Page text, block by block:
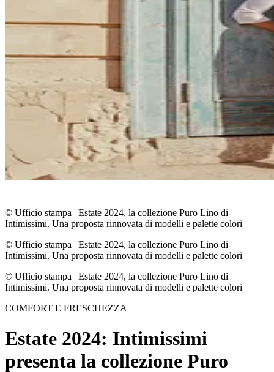
© Ufficio stampa | Estate 2024, la collezione Puro Lino di
Intimissimi. Una proposta rinnovata di modelli e palette colori
© Ufficio stampa | Estate 2024, la collezione Puro Lino di
Intimissimi. Una proposta rinnovata di modelli e palette colori
© Ufficio stampa | Estate 2024, la collezione Puro Lino di
Intimissimi. Una proposta rinnovata di modelli e palette colori
COMFORT E FRESCHEZZA
Estate 2024: Intimissimi
presenta la collezione Puro